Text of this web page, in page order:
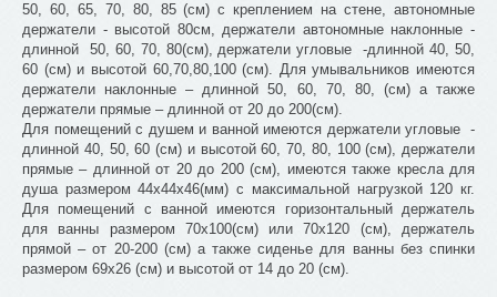
50, 60, 65, 70, 80, 85 (см) с креплением на стене, автономные
держатели - высотой 80см, держатели автономные наклонные -
длинной 50, 60, 70, 80(см), держатели угловые -длинной 40, 50,
60 (см) и высотой 60,70,80,100 (см). Для умывальников имеются
держатели наклонные – длинной 50, 60, 70, 80, (см) а также
держатели прямые – длинной от 20 до 200(см).
Для помещений с душем и ванной имеются держатели угловые -
длинной 40, 50, 60 (см) и высотой 60, 70, 80, 100 (см), держатели
прямые – длинной от 20 до 200 (см), имеются также кресла для
душа размером 44х44х46(мм) с максимальной нагрузкой 120 кг.
Для помещений с ванной имеются горизонтальный держатель
для ванны размером 70х100(см) или 70х120 (см), держатель
прямой – от 20-200 (см) а также сиденье для ванны без спинки
размером 69х26 (см) и высотой от 14 до 20 (см).